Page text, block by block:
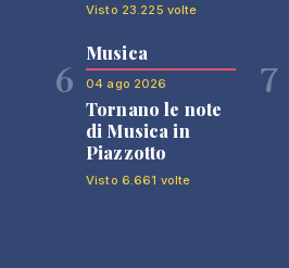
Visto 23.225 volte
6
Musica
04 ago 2026
Tornano le note
di Musica in
Piazzotto
Visto 6.661 volte
7